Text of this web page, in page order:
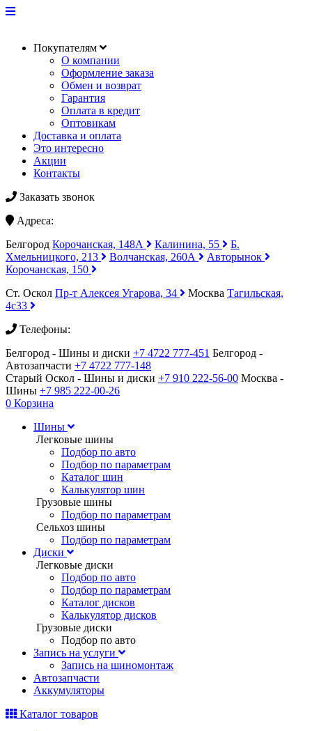
Покупателям
О компании
Оформление заказа
Обмен и возврат
Гарантия
Оплата в кредит
Оптовикам
Доставка и оплата
Это интересно
Акции
Контакты
Заказать звонок
Адреса:
Белгород Корочанская, 148А Калинина, 55
Б.
Хмельницкого, 213
Волчанская, 260А
Авторынок
Корочанская, 150
Ст. Оскол Пр-т Алексея Угарова, 34 Москва Тагильская,
4с33
Телефоны:
Белгород - Шины и диски +7 4722 777-451 Белгород -
Автозапчасти +7 4722 777-148
Старый Оскол - Шины и диски +7 910 222-56-00 Москва -
Шины +7 985 222-00-26
0 Корзина
Шины
Легковые шины
Подбор по авто
Подбор по параметрам
Каталог шин
Калькулятор шин
Грузовые шины
Подбор по параметрам
Сельхоз шины
Подбор по параметрам
Диски
Легковые диски
Подбор по авто
Подбор по параметрам
Каталог дисков
Калькулятор дисков
Грузовые диски
Подбор по авто
Запись на услуги
Запись на шиномонтаж
Автозапчасти
Аккумуляторы
Каталог товаров